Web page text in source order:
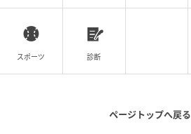
スポーツ 診断
ページトップへ戻る